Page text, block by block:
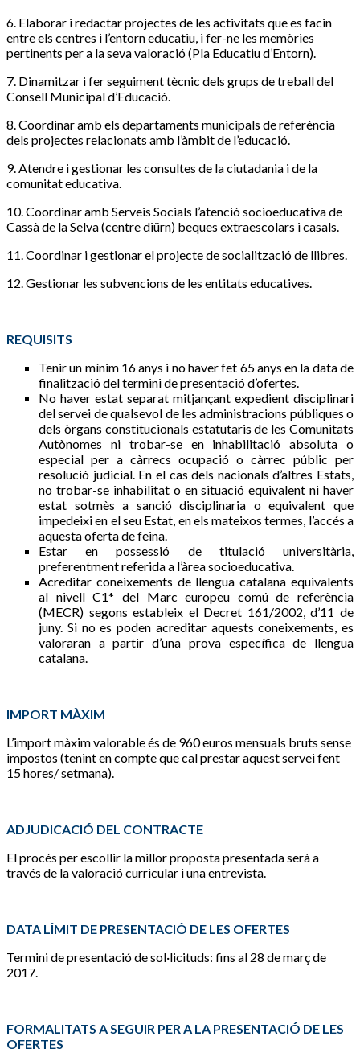
6. Elaborar i redactar projectes de les activitats que es facin
entre els centres i l’entorn educatiu, i fer-ne les memòries
pertinents per a la seva valoració (Pla Educatiu d’Entorn).
7. Dinamitzar i fer seguiment tècnic dels grups de treball del
Consell Municipal d’Educació.
8. Coordinar amb els departaments municipals de referència
dels projectes relacionats amb l’àmbit de l’educació.
9. Atendre i gestionar les consultes de la ciutadania i de la
comunitat educativa.
10. Coordinar amb Serveis Socials l’atenció socioeducativa de
Cassà de la Selva (centre diürn) beques extraescolars i casals.
11. Coordinar i gestionar el projecte de socialització de llibres.
12. Gestionar les subvencions de les entitats educatives.
REQUISITS
Tenir un mínim 16 anys i no haver fet 65 anys en la data de
finalització del termini de presentació d’ofertes.
No haver estat separat mitjançant expedient disciplinari
del servei de qualsevol de les administracions públiques o
dels òrgans constitucionals estatutaris de les Comunitats
Autònomes ni trobar-se en inhabilitació absoluta o
especial per a càrrecs ocupació o càrrec públic per
resolució judicial. En el cas dels nacionals d’altres Estats,
no trobar-se inhabilitat o en situació equivalent ni haver
estat sotmès a sanció disciplinaria o equivalent que
impedeixi en el seu Estat, en els mateixos termes, l’accés a
aquesta oferta de feina.
Estar en possessió de titulació universitària,
preferentment referida a l’àrea socioeducativa.
Acreditar coneixements de llengua catalana equivalents
al nivell C1* del Marc europeu comú de referència
(MECR) segons estableix el Decret 161/2002, d’11 de
juny. Si no es poden acreditar aquests coneixements, es
valoraran a partir d’una prova específica de llengua
catalana.
IMPORT MÀXIM
L’import màxim valorable és de 960 euros mensuals bruts sense
impostos (tenint en compte que cal prestar aquest servei fent
15 hores/ setmana).
ADJUDICACIÓ DEL CONTRACTE
El procés per escollir la millor proposta presentada serà a
través de la valoració curricular i una entrevista.
DATA LÍMIT DE PRESENTACIÓ DE LES OFERTES
Termini de presentació de sol·licituds: fins al 28 de març de
2017.
FORMALITATS A SEGUIR PER A LA PRESENTACIÓ DE LES
OFERTES